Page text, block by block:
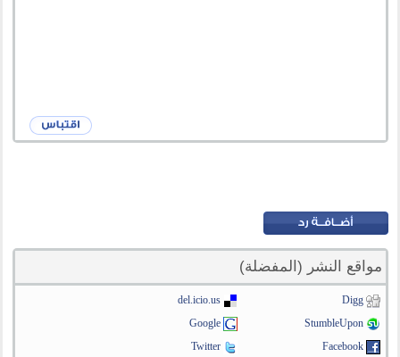
مواقع النشر (المفضلة)
Digg
del.icio.us
StumbleUpon
Google
Facebook
Twitter